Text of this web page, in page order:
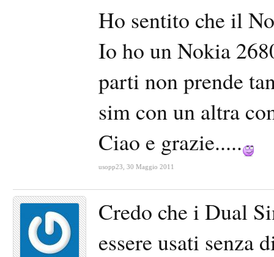
Ho sentito che il
Io ho un Nokia
parti non prende
sim con un altra
Ciao e grazie.....
usopp23 30 Maggio 2011
Credo che i Dual
essere usati senza